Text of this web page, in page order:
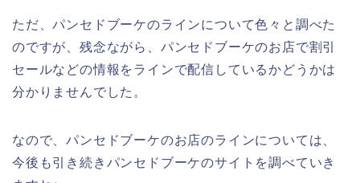
ただ、パンセドブーケのラインについて色々と調べた
のですが、残念ながら、パンセドブーケのお店で割引
セールなどの情報をラインで配信しているかどうかは
分かりませんでした。
なので、パンセドブーケのお店のラインについては、
今後も引き続きパンセドブーケのサイトを調べていき